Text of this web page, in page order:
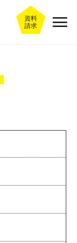
資料
請求